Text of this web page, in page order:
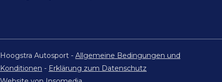
Hoogstra Autosport - Allgemeine Bedingungen und
Konditionen - Erklärung zum Datenschutz